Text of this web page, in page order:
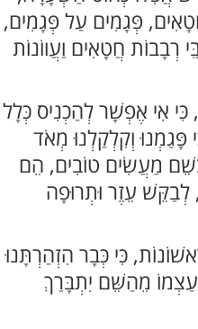
פְּגָמִים עַל פְּגָמִים,
חֲטָאִים וַעֲווֹנוֹת
אִי אֶפְשָׁר לְהַכְנִיס כְּלָל
פָּגַמְנוּ וְקִלְקַלְנוּ מְאֹד
מַעֲשִׂים טוֹבִים, הֵם
לְבַקֵּשׁ עֵזֶר וּתְרוּפָה
כִּי כְּבָר הִזְהַרְתָּנוּ
עַצְמוֹ מֵהַשֵּׁם יִתְבָּרַךְ